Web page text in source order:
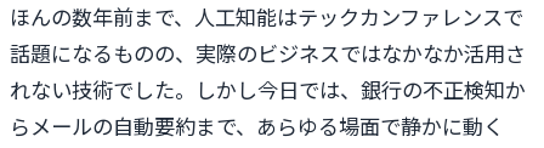
ほんの数年前まで、人工知能はテックカンファレンスで
話題になるものの、実際のビジネスではなかなか活用さ
れない技術でした。しかし今日では、銀行の不正検知か
らメールの自動要約まで、あらゆる場面で静かに動く